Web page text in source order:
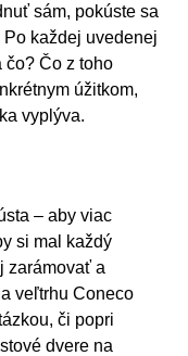
sám, pokúste sa
každej uvedenej
čo? Čo z toho
úžitkom,
vyplýva.
– aby viac
si mal každý
zarámovať a
veľtrhu Coneco
či popri
dvere na